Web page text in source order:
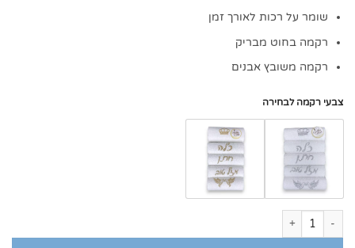
שומר על רכות לאורך זמן
רקמה בחוט מבריק
רקמה משובץ אבנים
צבעי רקמה לבחירה
כמות של מתנה לחינה סט מגבות חתן כלה